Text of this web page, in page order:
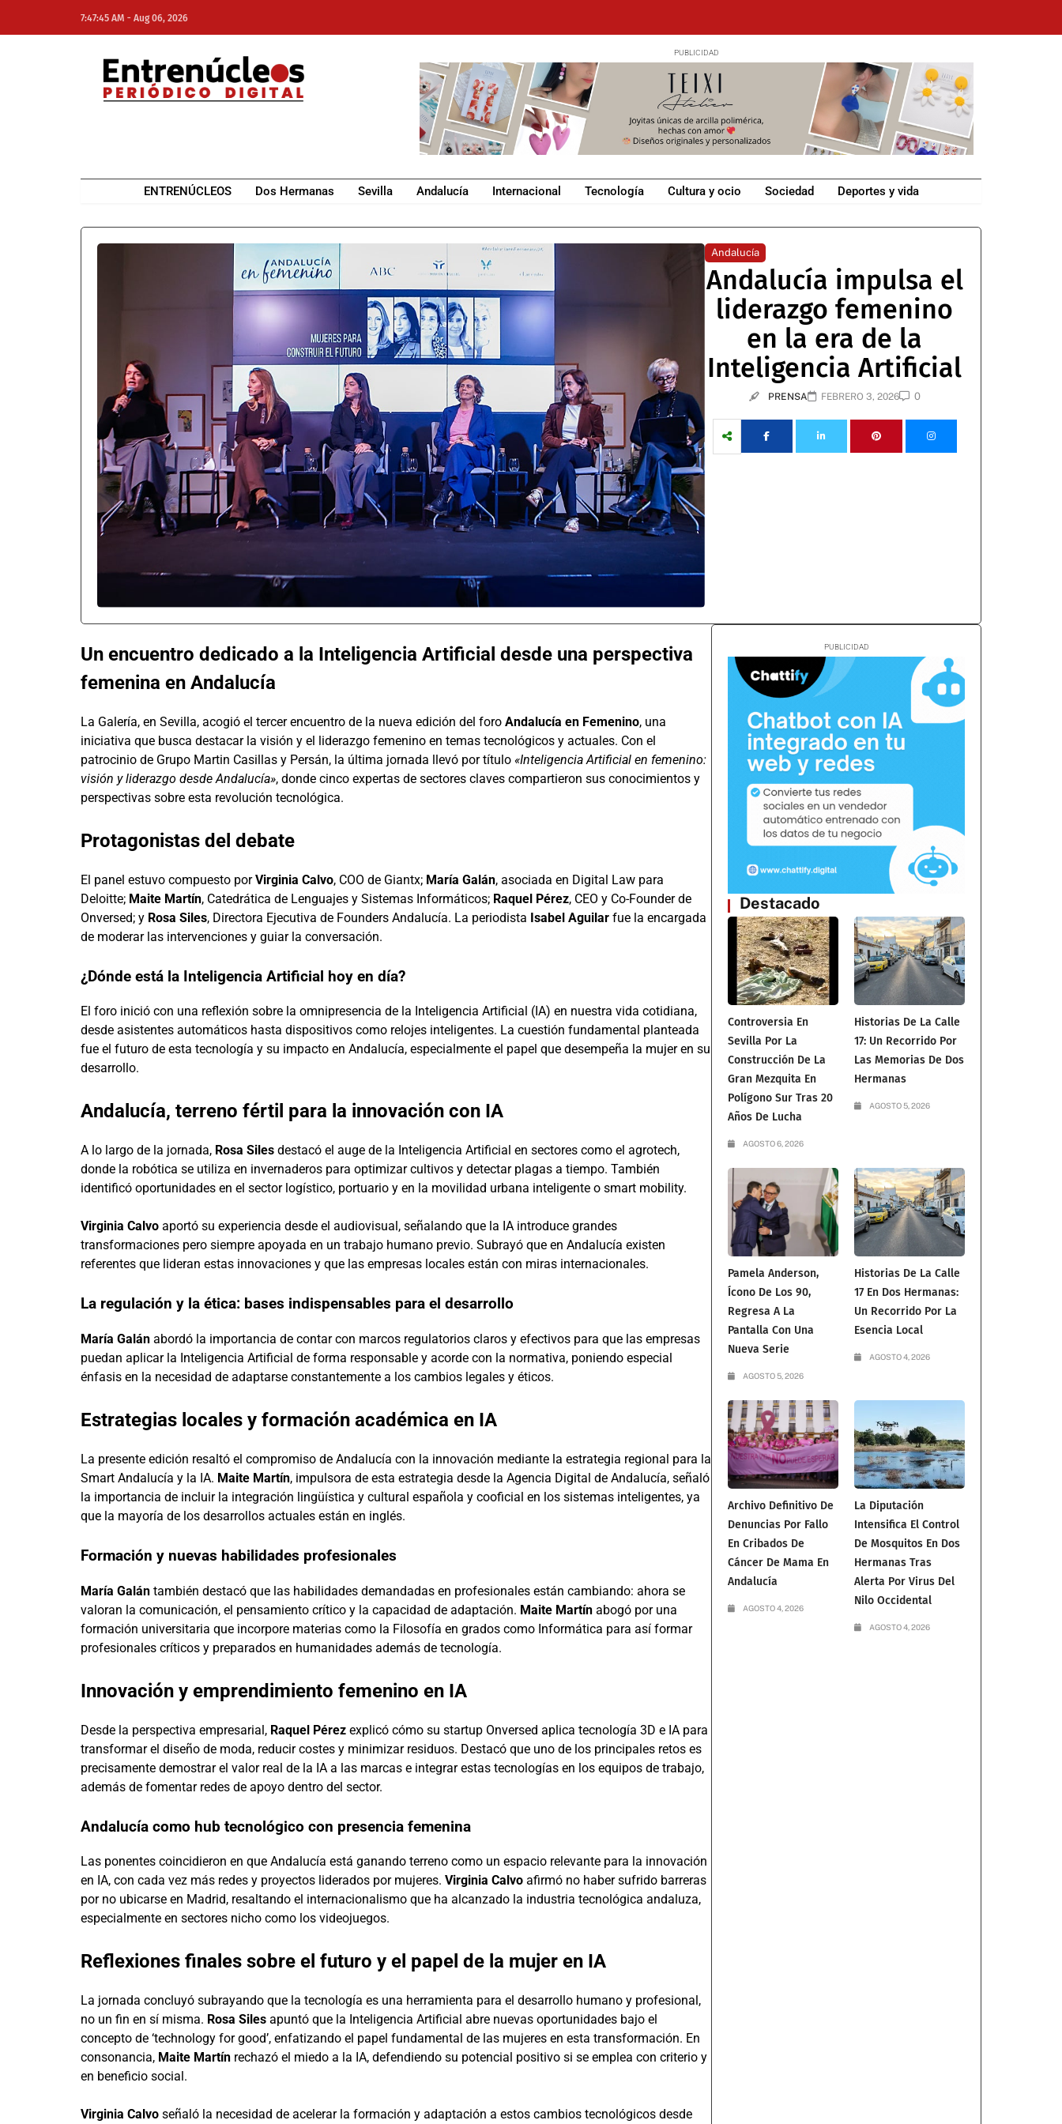
7:47:45 AM - Aug 06, 2026
ENTRENÚCLEOS Dos Hermanas Sevilla Andalucía Internacional Tecnología Cultura y ocio Sociedad Deportes y vida
Andalucía
Andalucía impulsa el
liderazgo femenino
en la era de la
Inteligencia Artificial
PRENSA FEBRERO 3, 2026 0
Un encuentro dedicado a la Inteligencia Artificial desde una perspectiva
femenina en Andalucía
La Galería, en Sevilla, acogió el tercer encuentro de la nueva edición del foro Andalucía en Femenino, una
iniciativa que busca destacar la visión y el liderazgo femenino en temas tecnológicos y actuales. Con el
patrocinio de Grupo Martin Casillas y Persán, la última jornada llevó por título «Inteligencia Artificial en femenino:
visión y liderazgo desde Andalucía», donde cinco expertas de sectores claves compartieron sus conocimientos y
perspectivas sobre esta revolución tecnológica.
Protagonistas del debate
El panel estuvo compuesto porVirginia Calvo, COO de Giantx; María Galán, asociada en Digital Law para
Deloitte; Maite Martín, Catedrática de Lenguajes y Sistemas Informáticos; Raquel Pérez, CEO y Co-Founder de
Onversed; y Rosa Siles, Directora Ejecutiva de Founders Andalucía. La periodista Isabel Aguilar fue la encargada
de moderar las intervenciones y guiar la conversación.
¿Dónde está la Inteligencia Artificial hoy en día?
El foro inició con una reflexión sobre la omnipresencia de la Inteligencia Artificial (IA) en nuestra vida cotidiana,
desde asistentes automáticos hasta dispositivos como relojes inteligentes. La cuestión fundamental planteada
fue el futuro de esta tecnología y su impacto en Andalucía, especialmente el papel que desempeña la mujer en su
desarrollo.
Andalucía, terreno fértil para la innovación con IA
A lo largo de la jornada, Rosa Siles destacó el auge de la Inteligencia Artificial en sectores como el agrotech,
donde la robótica se utiliza en invernaderos para optimizar cultivos y detectar plagas a tiempo. También
identificó oportunidades en el sector logístico, portuario y en la movilidad urbana inteligente o smart mobility.
Virginia Calvo aportó su experiencia desde el audiovisual, señalando que la IA introduce grandes
transformaciones pero siempre apoyada en un trabajo humano previo. Subrayó que en Andalucía existen
referentes que lideran estas innovaciones y que las empresas locales están con miras internacionales.
La regulación y la ética: bases indispensables para el desarrollo
María Galán abordó la importancia de contar con marcos regulatorios claros y efectivos para que las empresas
puedan aplicar la Inteligencia Artificial de forma responsable y acorde con la normativa, poniendo especial
énfasis en la necesidad de adaptarse constantemente a los cambios legales y éticos.
Estrategias locales y formación académica en IA
La presente edición resaltó el compromiso de Andalucía con la innovación mediante la estrategia regional para la
Smart Andalucía y la IA. Maite Martín, impulsora de esta estrategia desde la Agencia Digital de Andalucía, señaló
la importancia de incluir la integración lingüística y cultural española y cooficial en los sistemas inteligentes, ya
que la mayoría de los desarrollos actuales están en inglés.
Formación y nuevas habilidades profesionales
María Galán también destacó que las habilidades demandadas en profesionales están cambiando: ahora se
valoran la comunicación, el pensamiento crítico y la capacidad de adaptación. Maite Martín abogó por una
formación universitaria que incorpore materias como la Filosofía en grados como Informática para así formar
profesionales críticos y preparados en humanidades además de tecnología.
Innovación y emprendimiento femenino en IA
Desde la perspectiva empresarial, Raquel Pérez explicó cómo su startup Onversed aplica tecnología 3D e IA para
transformar el diseño de moda, reducir costes y minimizar residuos. Destacó que uno de los principales retos es
precisamente demostrar el valor real de la IA a las marcas e integrar estas tecnologías en los equipos de trabajo,
además de fomentar redes de apoyo dentro del sector.
Andalucía como hub tecnológico con presencia femenina
Las ponentes coincidieron en que Andalucía está ganando terreno como un espacio relevante para la innovación
en IA, con cada vez más redes y proyectos liderados por mujeres. Virginia Calvo afirmó no haber sufrido barreras
por no ubicarse en Madrid, resaltando el internacionalismo que ha alcanzado la industria tecnológica andaluza,
especialmente en sectores nicho como los videojuegos.
Reflexiones finales sobre el futuro y el papel de la mujer en IA
La jornada concluyó subrayando que la tecnología es una herramienta para el desarrollo humano y profesional,
no un fin en sí misma. Rosa Siles apuntó que la Inteligencia Artificial abre nuevas oportunidades bajo el
concepto de ‘technology for good’, enfatizando el papel fundamental de las mujeres en esta transformación. En
consonancia, Maite Martín rechazó el miedo a la IA, defendiendo su potencial positivo si se emplea con criterio y
en beneficio social.
Virginia Calvo señaló la necesidad de acelerar la formación y adaptación a estos cambios tecnológicos desde
Destacado
Controversia En
Sevilla Por La
Construcción De La
Gran Mezquita En
Polígono Sur Tras 20
Años De Lucha
AGOSTO 6, 2026
Historias De La Calle
17: Un Recorrido Por
Las Memorias De Dos
Hermanas
AGOSTO 5, 2026
Pamela Anderson,
Ícono De Los 90,
Regresa A La
Pantalla Con Una
Nueva Serie
AGOSTO 5, 2026
Historias De La Calle
17 En Dos Hermanas:
Un Recorrido Por La
Esencia Local
AGOSTO 4, 2026
Archivo Definitivo De
Denuncias Por Fallo
En Cribados De
Cáncer De Mama En
Andalucía
AGOSTO 4, 2026
La Diputación
Intensifica El Control
De Mosquitos En Dos
Hermanas Tras
Alerta Por Virus Del
Nilo Occidental
AGOSTO 4, 2026